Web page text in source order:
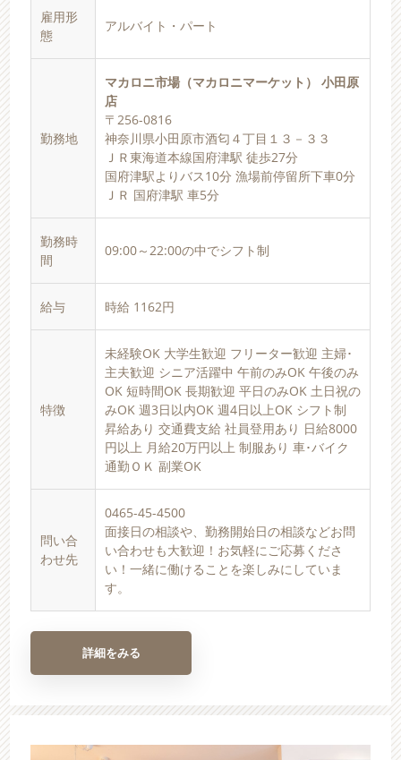
雇用形
態
アルバイト・パート
勤務地
マカロニ市場（マカロニマーケット） 小田原
店
〒256-0816
神奈川県小田原市酒匂４丁目１３－３３
ＪＲ東海道本線国府津駅 徒歩27分
国府津駅よりバス10分 漁場前停留所下車0分
ＪＲ 国府津駅 車5分
勤務時
間
09:00～22:00の中でシフト制
給与 時給 1162円
特徴
未経験OK 大学生歓迎 フリーター歓迎 主婦･
主夫歓迎 シニア活躍中 午前のみOK 午後のみ
OK 短時間OK 長期歓迎 平日のみOK 土日祝の
みOK 週3日以内OK 週4日以上OK シフト制
昇給あり 交通費支給 社員登用あり 日給8000
円以上 月給20万円以上 制服あり 車･バイク
通勤ＯＫ 副業OK
問い合
わせ先
0465-45-4500
面接日の相談や、勤務開始日の相談などお問
い合わせも大歓迎！お気軽にご応募くださ
い！一緒に働けることを楽しみにしていま
す。
詳細をみる